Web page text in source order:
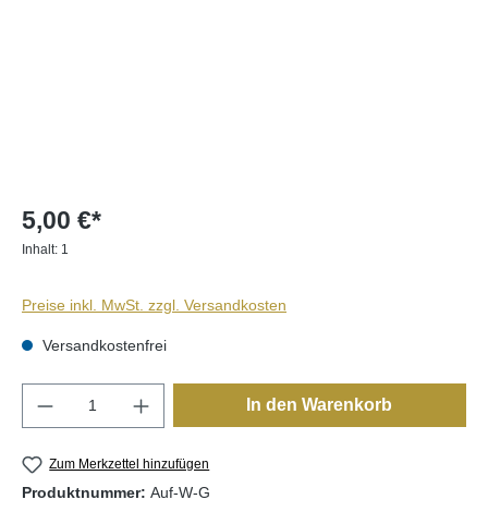
5,00 €*
Inhalt: 1
Preise inkl. MwSt. zzgl. Versandkosten
Versandkostenfrei
Produkt Anzahl: Gib den gewünschten
In den Warenkorb
Zum Merkzettel hinzufügen
Produktnummer: Auf-W-G